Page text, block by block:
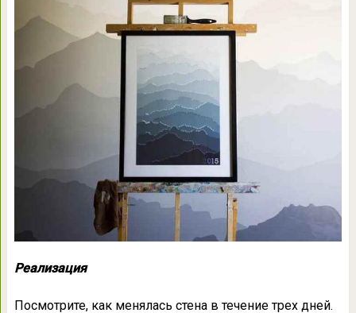
Реализация
Посмотрите, как менялась стена в течение трех дней.